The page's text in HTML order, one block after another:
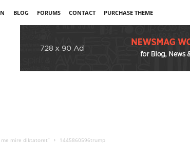
BLOG FORUMS CONTACT PURCHASE THEME
mire diktatoret” 1445860596trump